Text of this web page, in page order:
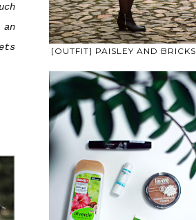
[OUTFIT] PAISLEY AND BRICKS.